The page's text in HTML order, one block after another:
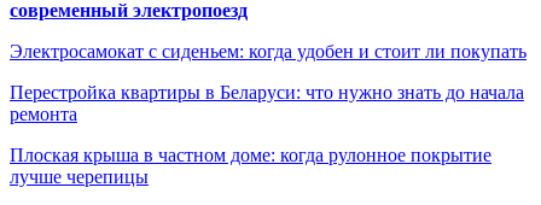
современный электропоезд
Электросамокат с сиденьем: когда удобен и стоит ли покупать
Перестройка квартиры в Беларуси: что нужно знать до начала
ремонта
Плоская крыша в частном доме: когда рулонное покрытие
лучше черепицы